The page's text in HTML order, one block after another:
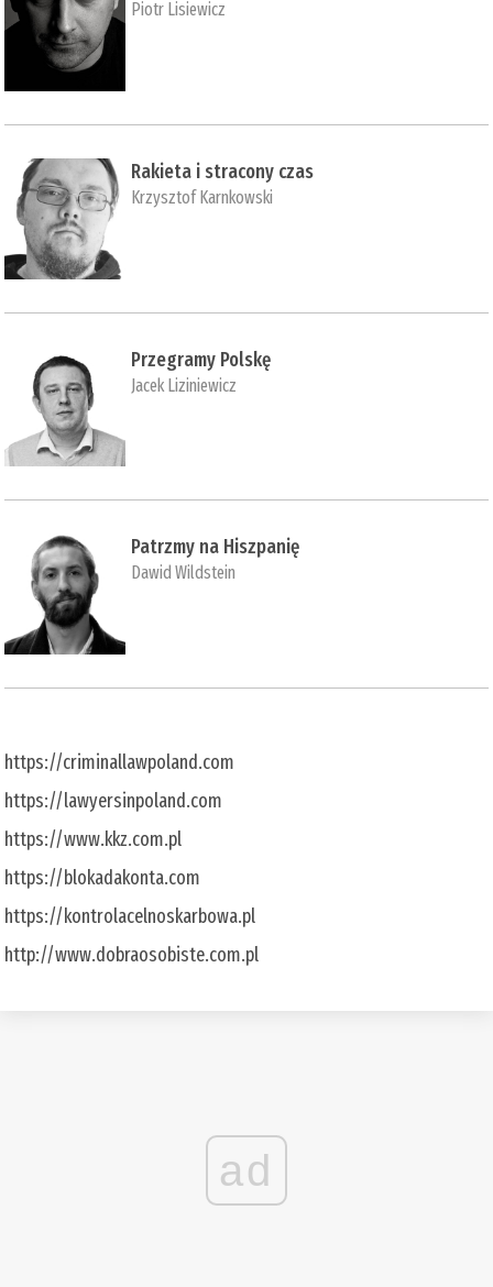
Piotr Lisiewicz
Rakieta i stracony czas
Krzysztof Karnkowski
Przegramy Polskę
Jacek Liziniewicz
Patrzmy na Hiszpanię
Dawid Wildstein
https://criminallawpoland.com
https://lawyersinpoland.com
https://www.kkz.com.pl
https://blokadakonta.com
https://kontrolacelnoskarbowa.pl
http://www.dobraosobiste.com.pl
ad